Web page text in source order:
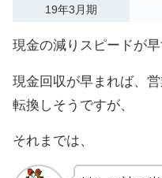
19年3月期
現金の減りスピードが
現金回収が早まれば、
転換しそうですが、
それまでは、